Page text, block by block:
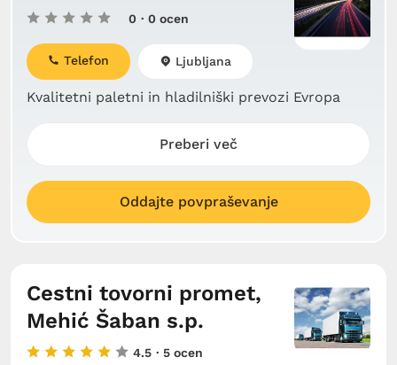
0 · 0 ocen
Kvalitetni paletni in hladilniški prevozi Evropa
Telefon Ljubljana
Preberi več
Oddajte povpraševanje
Cestni tovorni promet,
Mehić Šaban s.p.
4.5 · 5 ocen